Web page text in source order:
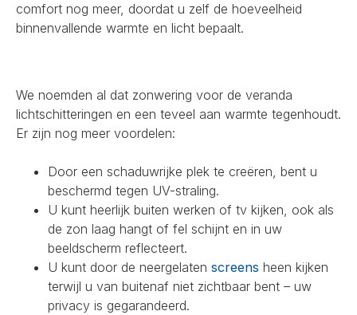
comfort nog meer, doordat u zelf de hoeveelheid
binnenvallende warmte en licht bepaalt.
We noemden al dat zonwering voor de veranda
lichtschitteringen en een teveel aan warmte tegenhoudt.
Er zijn nog meer voordelen:
Door een schaduwrijke plek te creëren, bent u
beschermd tegen UV-straling.
U kunt heerlijk buiten werken of tv kijken, ook als
de zon laag hangt of fel schijnt en in uw
beeldscherm reflecteert.
U kunt door de neergelaten screens heen kijken
terwijl u van buitenaf niet zichtbaar bent – uw
privacy is gegarandeerd.